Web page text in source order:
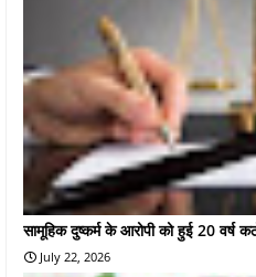
सामूहिक दुष्कर्म के आरोपी को हुई 20 वर्ष
July 22, 2026